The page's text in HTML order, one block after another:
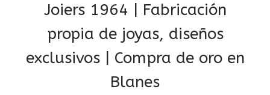
Joiers 1964 | Fabricación
propia de joyas, diseños
exclusivos | Compra de oro en
Blanes